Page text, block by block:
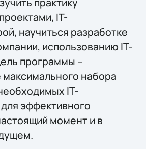
IT-
научиться разработке
использованию IT-
программы –
набора
IT-
эффективного
момент и в